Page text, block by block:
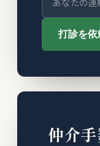
打診を依
仲介